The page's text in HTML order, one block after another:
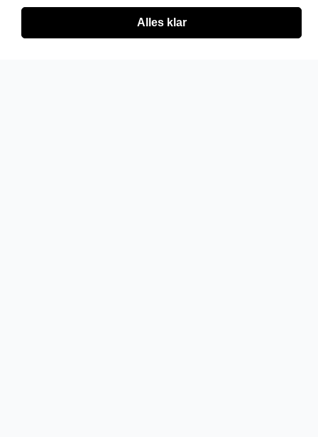
Alles klar